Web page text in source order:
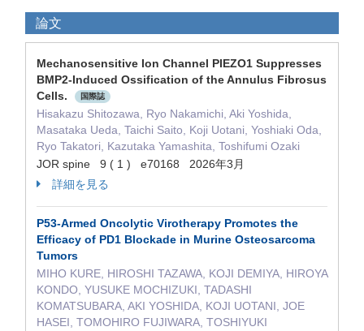
論文
Mechanosensitive Ion Channel PIEZO1 Suppresses
BMP2-Induced Ossification of the Annulus Fibrosus
Cells.
国際誌
Hisakazu Shitozawa, Ryo Nakamichi, Aki Yoshida,
Masataka Ueda, Taichi Saito, Koji Uotani, Yoshiaki Oda,
Ryo Takatori, Kazutaka Yamashita, Toshifumi Ozaki
JOR spine 9 ( 1 ) e70168 2026年3月
詳細を見る
P53-Armed Oncolytic Virotherapy Promotes the
Efficacy of PD1 Blockade in Murine Osteosarcoma
Tumors
MIHO KURE, HIROSHI TAZAWA, KOJI DEMIYA, HIROYA
KONDO, YUSUKE MOCHIZUKI, TADASHI
KOMATSUBARA, AKI YOSHIDA, KOJI UOTANI, JOE
HASEI, TOMOHIRO FUJIWARA, TOSHIYUKI